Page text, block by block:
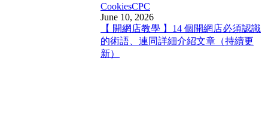
CookiesCPC
June 10, 2026
【 開網店教學 】14 個開網店必須認識
的術語、連同詳細介紹文章（持續更
新）